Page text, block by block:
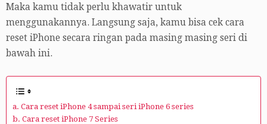
Maka kamu tidak perlu khawatir untuk
menggunakannya. Langsung saja, kamu bisa cek cara
reset iPhone secara ringan pada masing masing seri di
bawah ini.
a. Cara reset iPhone 4 sampai seri iPhone 6 series
b. Cara reset iPhone 7 Series